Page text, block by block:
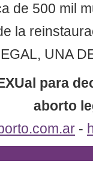
de 500 mil
la
UNA
para
aborto
-